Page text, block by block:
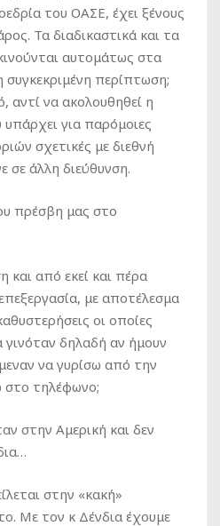
του ΟΑΣΕ, έχει ξένους
Τα διαδικαστικά και τα
αυτομάτως στα
συγκεκριμένη περίπτωση;
αντί να ακολουθηθεί η
για παρόμοιες
σχετικές με διεθνή
σε άλλη διεύθυνση.
πρέσβη μας στο
και από εκεί και πέρα
με αποτέλεσμα
οι οποίες
γινόταν δηλαδή αν ήμουν
να γυρίσω από την
στο τηλέφωνο;
στην Αμερική και δεν
στην «κακή»
Με τον κ Δένδια έχουμε